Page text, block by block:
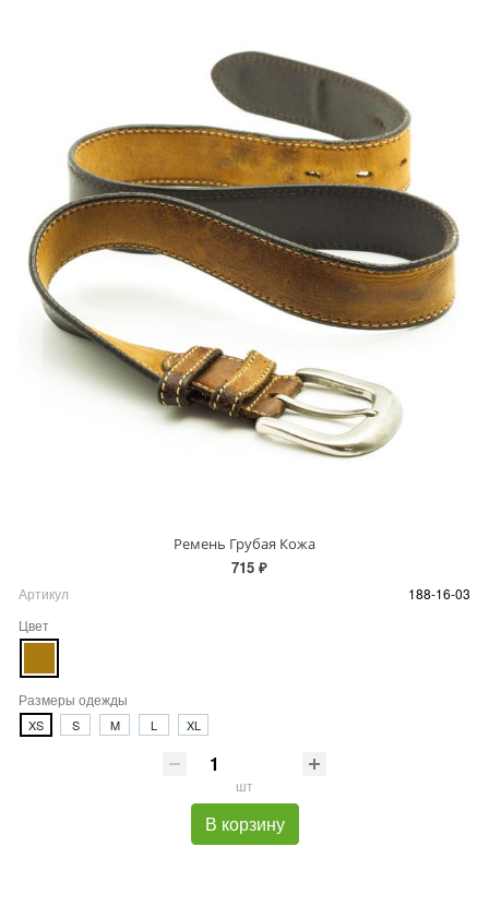
Ремень Грубая Кожа
715 ₽
Артикул
188-16-03
Цвет
Размеры одежды
XS S M L XL
шт
В корзину